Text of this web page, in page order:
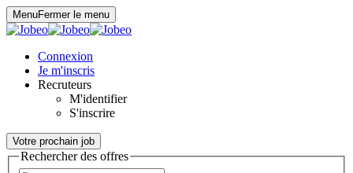
MenuFermer le menu
Connexion
Je m'inscris
Recruteurs
M'identifier
S'inscrire
Votre prochain job
Rechercher des offres
Panneau de gestion des cookies